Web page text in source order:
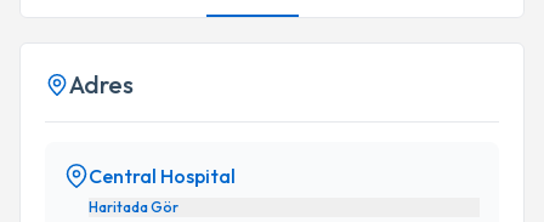
Adres
Central Hospital
Haritada Gör